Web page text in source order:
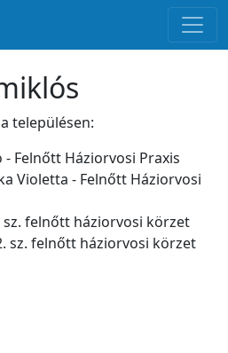
településen:
Felnőtt Háziorvosi Praxis
Violetta - Felnőtt Háziorvosi
sz. felnőtt háziorvosi körzet
sz. felnőtt háziorvosi körzet